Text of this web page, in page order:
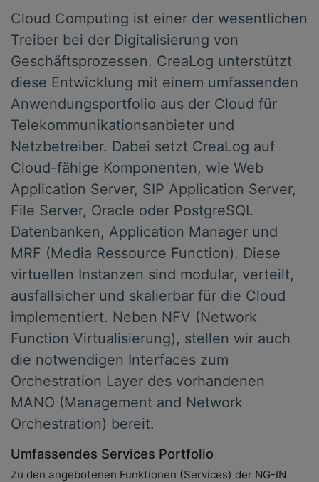
Cloud Computing ist einer der wesentlichen
Treiber bei der Digitalisierung von
Geschäftsprozessen. CreaLog unterstützt
diese Entwicklung mit einem umfassenden
Anwendungsportfolio aus der Cloud für
Telekommunikationsanbieter und
Netzbetreiber. Dabei setzt CreaLog auf
Cloud-fähige Komponenten, wie Web
Application Server, SIP Application Server,
File Server, Oracle oder PostgreSQL
Datenbanken, Application Manager und
MRF (Media Ressource Function). Diese
virtuellen Instanzen sind modular, verteilt,
ausfallsicher und skalierbar für die Cloud
implementiert. Neben NFV (Network
Function Virtualisierung), stellen wir auch
die notwendigen Interfaces zum
Orchestration Layer des vorhandenen
MANO (Management and Network
Orchestration) bereit.
Umfassendes Services Portfolio
Zu den angebotenen Funktionen (Services) der NG-IN